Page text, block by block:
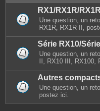
RX1/RX1R/RX1R
Une question, un
RX1R, RX1R II,
Série RX10/
Une question, un
II, RX10 III,
Autres
Une question, un
postez ici.